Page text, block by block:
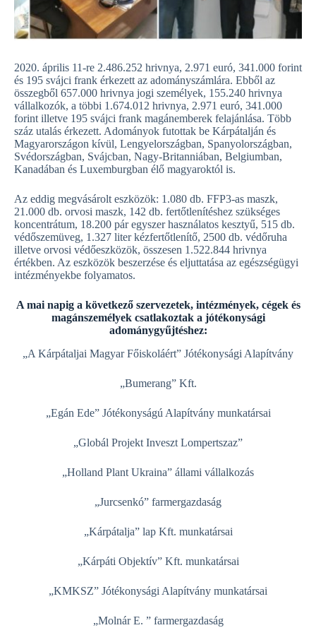
2020. április 11-re 2.486.252 hrivnya, 2.971 euró, 341.000 forint
és 195 svájci frank érkezett az adományszámlára. Ebből az
összegből 657.000 hrivnya jogi személyek, 155.240 hrivnya
vállalkozók, a többi 1.674.012 hrivnya, 2.971 euró, 341.000
forint illetve 195 svájci frank magánemberek felajánlása. Több
száz utalás érkezett. Adományok futottak be Kárpátalján és
Magyarországon kívül, Lengyelországban, Spanyolországban,
Svédországban, Svájcban, Nagy-Britanniában, Belgiumban,
Kanadában és Luxemburgban élő magyaroktól is.
Az eddig megvásárolt eszközök: 1.080 db. FFP3-as maszk,
21.000 db. orvosi maszk, 142 db. fertőtlenítéshez szükséges
koncentrátum, 18.200 pár egyszer használatos kesztyű, 515 db.
védőszemüveg, 1.327 liter kézfertőtlenítő, 2500 db. védőruha
illetve orvosi védőeszközök, összesen 1.522.844 hrivnya
értékben. Az eszközök beszerzése és eljuttatása az egészségügyi
intézményekbe folyamatos.
A mai napig a következő szervezetek, intézmények, cégek és
magánszemélyek csatlakoztak a jótékonysági
adománygyűjtéshez:
„A Kárpátaljai Magyar Főiskoláért” Jótékonysági Alapítvány
„Bumerang” Kft.
„Egán Ede” Jótékonyságú Alapítvány munkatársai
„Globál Projekt Inveszt Lompertszaz”
„Holland Plant Ukraina” állami vállalkozás
„Jurcsenkó” farmergazdaság
„Kárpátalja” lap Kft. munkatársai
„Kárpáti Objektív” Kft. munkatársai
„KMKSZ” Jótékonysági Alapítvány munkatársai
„Molnár E. ” farmergazdaság